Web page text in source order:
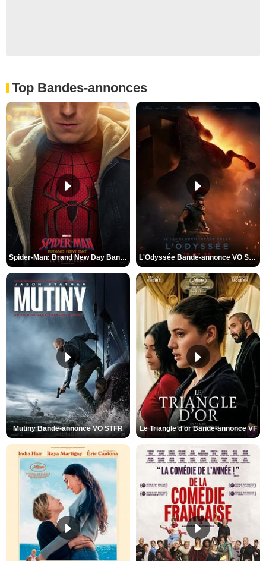
Top Bandes-annonces
Spider-Man: Brand New Day Bande-annonce VO STFR L'Odyssée Bande-annonce VO STFR
Mutiny Bande-annonce VO STFR Le Triangle d'or Bande-annonce VF